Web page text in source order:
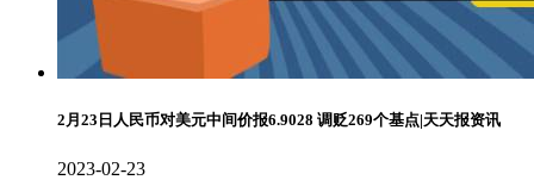
2月23日人民币对美元中间价报6.9028 调贬269个基点|天天报资讯
2023-02-23